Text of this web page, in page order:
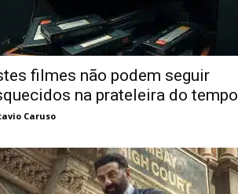
filmes não podem seguir
na prateleira do tempo
Caruso